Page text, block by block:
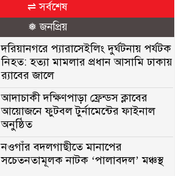
⇌ সর্বশেষ
❅ জনপ্রিয়
দরিয়ানগরে প্যারাসেইলিং দুর্ঘটনায় পর্যটক
নিহত: হত্যা মামলার প্রধান আসামি ঢাকায়
র‌্যাবের জালে
আদাচাকী দক্ষিণপাড়া ফ্রেন্ডস ক্লাবের
আয়োজনে ফুটবল টুর্নামেন্টের ফাইনাল
অনুষ্ঠিত
নওগাঁর বদলগাছীতে মানাপের
সচেতনতামূলক নাটক ‘পালাবদল’ মঞ্চস্থ